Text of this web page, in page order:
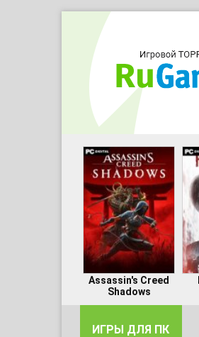
Assassin's Creed
Shadows
ИГРЫ ДЛЯ ПК